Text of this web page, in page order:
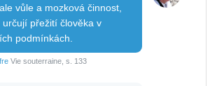
vůle a mozková činnost,
určují přežití člověka v
podmínkách.
Vie souterraine, s. 133